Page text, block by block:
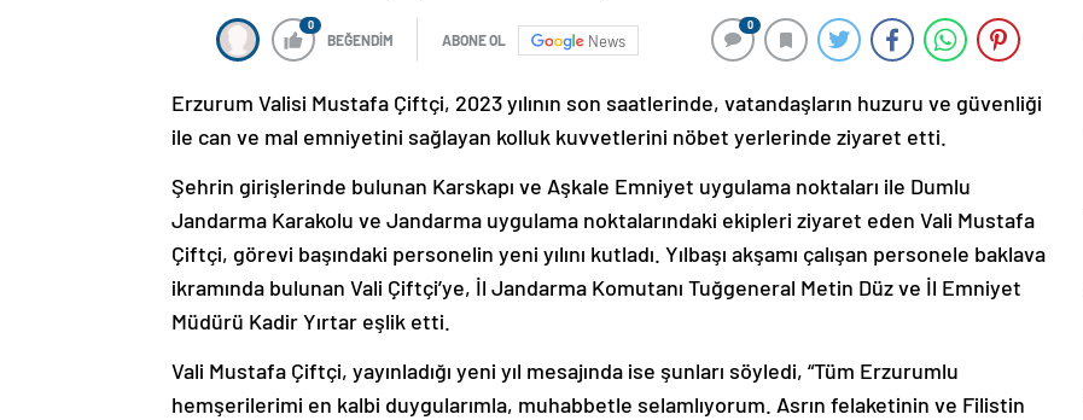
0
BEĞENDİM ABONE OL News
0
Erzurum Valisi Mustafa Çiftçi, 2023 yılının son saatlerinde, vatandaşların huzuru ve güvenliği
ile can ve mal emniyetini sağlayan kolluk kuvvetlerini nöbet yerlerinde ziyaret etti.
Şehrin girişlerinde bulunan Karskapı ve Aşkale Emniyet uygulama noktaları ile Dumlu
Jandarma Karakolu ve Jandarma uygulama noktalarındaki ekipleri ziyaret eden Vali Mustafa
Çiftçi, görevi başındaki personelin yeni yılını kutladı. Yılbaşı akşamı çalışan personele baklava
ikramında bulunan Vali Çiftçi’ye, İl Jandarma Komutanı Tuğgeneral Metin Düz ve İl Emniyet
Müdürü Kadir Yırtar eşlik etti.
Vali Mustafa Çiftçi, yayınladığı yeni yıl mesajında ise şunları söyledi, “Tüm Erzurumlu
hemşerilerimi en kalbi duygularımla, muhabbetle selamlıyorum. Asrın felaketinin ve Filistin